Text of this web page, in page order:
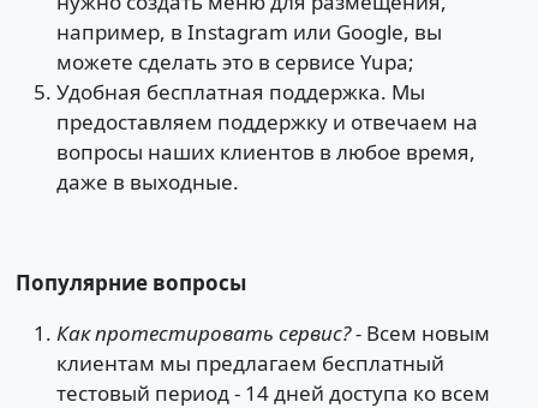
например, в Instagram или Google, вы
можете сделать это в сервисе Yupa;
Удобная бесплатная поддержка. Мы
предоставляем поддержку и отвечаем на
вопросы наших клиентов в любое время,
даже в выходные.
Популярние вопросы
Как протестировать сервис? -Всем новым
клиентам мы предлагаем бесплатный
тестовый период - 14 дней доступа ко всем